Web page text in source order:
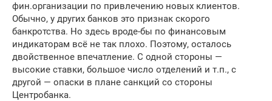
фин.организации по привлечению новых клиентов.
Обычно, у других банков это признак скорого
банкротства. Но здесь вроде-бы по финансовым
индикаторам всё не так плохо. Поэтому, осталось
двойственное впечатление. С одной стороны —
высокие ставки, большое число отделений и т.п., с
другой — опаски в плане санкций со стороны
Центробанка.